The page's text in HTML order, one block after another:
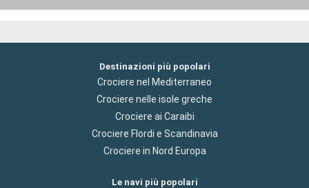
Destinazioni più popolari
Crociere nel Mediterraneo
Crociere nelle isole greche
Crociere ai Caraibi
Crociere Flordi e Scandinavia
Crociere in Nord Europa
Le navi più popolari